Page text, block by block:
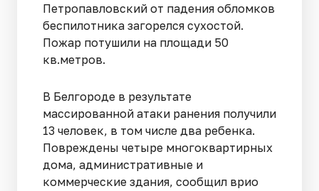
Петропавловский от падения обломков
беспилотника загорелся сухостой.
Пожар потушили на площади 50
кв.метров.
В Белгороде в результате
массированной атаки ранения получили
13 человек, в том числе два ребенка.
Повреждены четыре многоквартирных
дома, административные и
коммерческие здания, сообщил врио